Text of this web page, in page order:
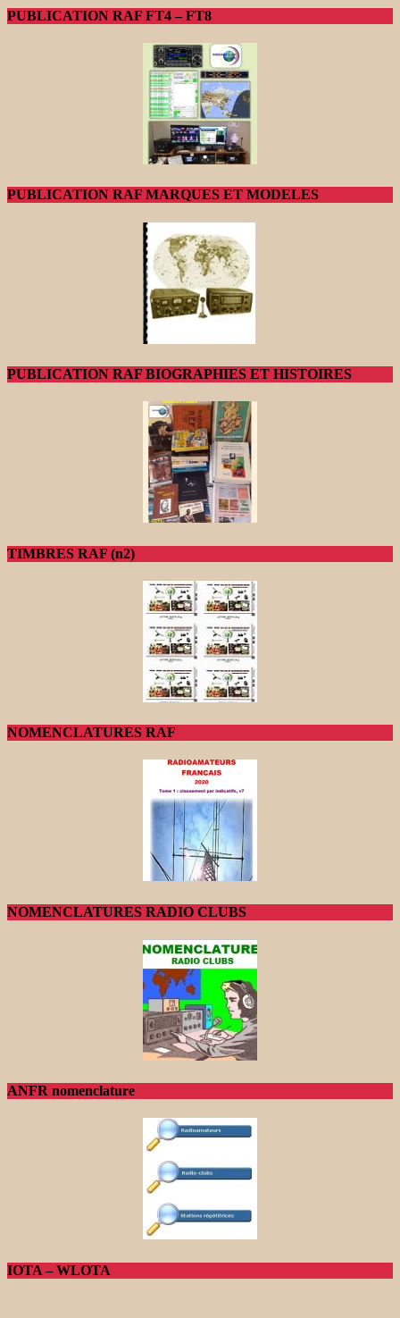
PUBLICATION RAF FT4 – FT8
PUBLICATION RAF MARQUES ET MODELES
PUBLICATION RAF BIOGRAPHIES ET HISTOIRES
TIMBRES RAF (n2)
NOMENCLATURES RAF
NOMENCLATURES RADIO CLUBS
ANFR nomenclature
IOTA – WLOTA